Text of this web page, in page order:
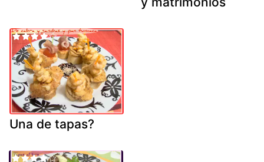
Una de tapas?